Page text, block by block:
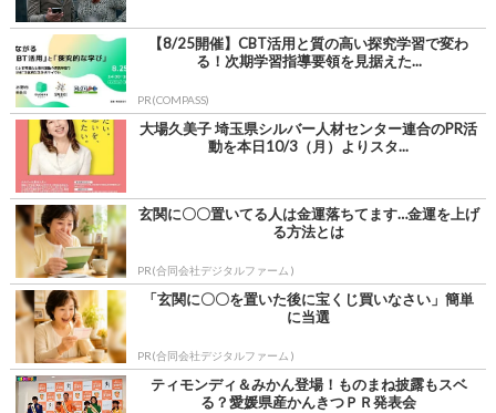
【8/25開催】CBT活用と質の高い探究学習で変わ
る！次期学習指導要領を見据えた...
PR(COMPASS)
大場久美子 埼玉県シルバー人材センター連合のPR活
動を本日10/3（月）よりスタ...
玄関に〇〇置いてる人は金運落ちてます…金運を上げ
る方法とは
PR(合同会社デジタルファーム )
「玄関に〇〇を置いた後に宝くじ買いなさい」簡単
に当選
PR(合同会社デジタルファーム )
ティモンディ＆みかん登場！ものまね披露もスベ
る？愛媛県産かんきつＰＲ発表会